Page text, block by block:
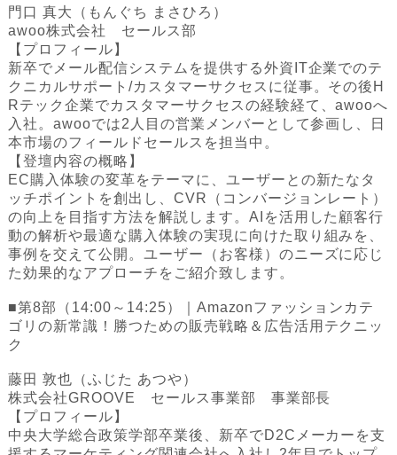
門口 真大（もんぐち まさひろ）
awoo株式会社 セールス部
‍‍【プロフィール】
新卒でメール配信システムを提供する外資IT企業でのテ
クニカルサポート/カスタマーサクセスに従事。その後H
Rテック企業でカスタマーサクセスの経験経て、awooへ
入社。awooでは2人目の営業メンバーとして参画し、日
本市場のフィールドセールスを担当中。
【登壇内容の概略】‍
EC購入体験の変革をテーマに、ユーザーとの新たなタ
ッチポイントを創出し、CVR（コンバージョンレート）
の向上を目指す方法を解説します。AIを活用した顧客行
動の解析や最適な購入体験の実現に向けた取り組みを、
事例を交えて公開。ユーザー（お客様）のニーズに応じ
た効果的なアプローチをご紹介致します。
■第8部（14:00～14:25）｜Amazonファッションカテ
ゴリの新常識！勝つための販売戦略＆広告活用テクニッ
ク
藤田 敦也（ふじた あつや）
株式会社GROOVE セールス事業部 事業部長
‍‍【プロフィール】
中央大学総合政策学部卒業後、新卒でD2Cメーカーを支